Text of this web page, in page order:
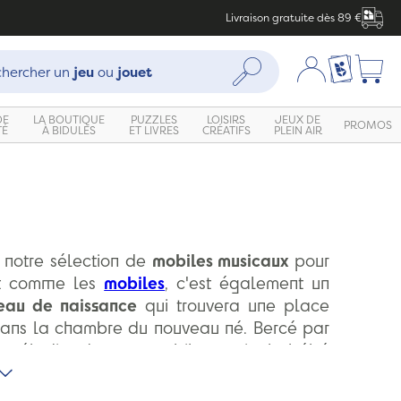
Livraison gratuite dès 89 €
:
un jeuou jouet Rechercher Mon compte
Ma liste
LA BOUTIQUE
À BIDULES
PUZZLES
ET LIVRES
LOISIRS
CRÉATIFS
JEUX DE
PLEIN AIR PROMOS
notre sélection de mobiles musicaux pour
comme les mobiles, c'est également un
de naissance qui trouvera une place
la chambre du nouveau né. Bercé par
de son mobile musical, bébé